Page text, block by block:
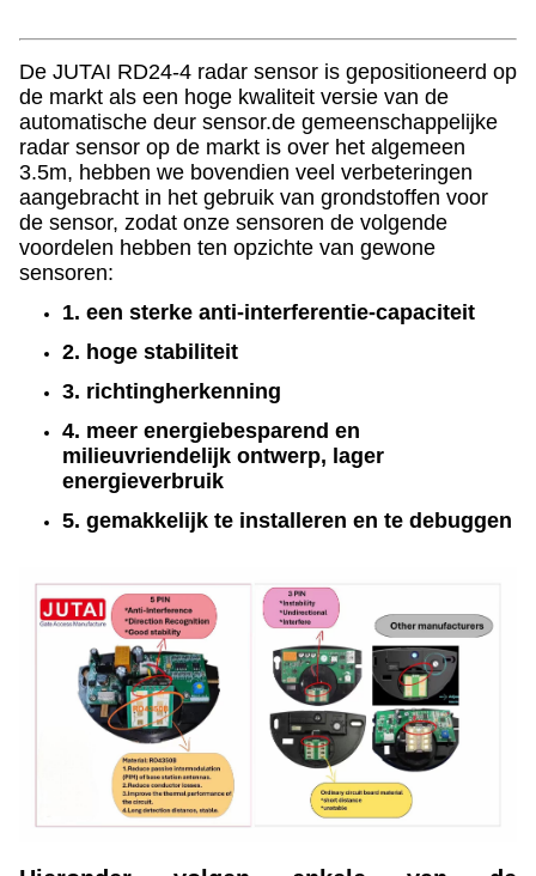
De JUTAI RD24-4 radar sensor is gepositioneerd op
de markt als een hoge kwaliteit versie van de
automatische deur sensor.de gemeenschappelijke
radar sensor op de markt is over het algemeen
3.5m, hebben we bovendien veel verbeteringen
aangebracht in het gebruik van grondstoffen voor
de sensor, zodat onze sensoren de volgende
voordelen hebben ten opzichte van gewone
sensoren:
1. een sterke anti-interferentie-capaciteit
2. hoge stabiliteit
3. richtingherkenning
4. meer energiebesparend en
milieuvriendelijk ontwerp, lager
energieverbruik
5. gemakkelijk te installeren en te debuggen